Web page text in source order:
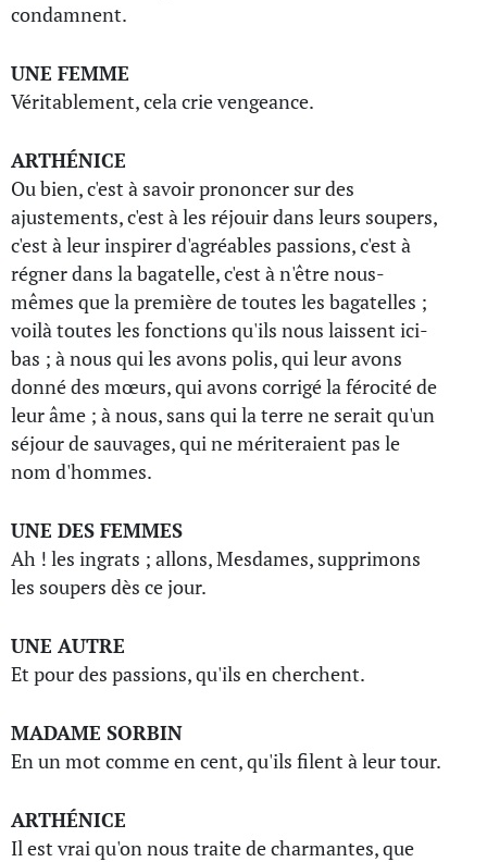
condamnent.
UNE FEMME
Véritablement, cela crie vengeance.
ARTHÉNICE
Ou bien, c'est à savoir prononcer sur des
ajustements, c'est à les réjouir dans leurs soupers,
c'est à leur inspirer d'agréables passions, c'est à
régner dans la bagatelle, c'est à n'être nous-
mêmes que la première de toutes les bagatelles ;
voilà toutes les fonctions qu'ils nous laissent ici-
bas ; à nous qui les avons polis, qui leur avons
donné des mœurs, qui avons corrigé la férocité de
leur âme ; à nous, sans qui la terre ne serait qu'un
séjour de sauvages, qui ne mériteraient pas le
nom d'hommes.
UNE DES FEMMES
Ah ! les ingrats ; allons, Mesdames, supprimons
les soupers dès ce jour.
UNE AUTRE
Et pour des passions, qu'ils en cherchent.
MADAME SORBIN
En un mot comme en cent, qu'ils filent à leur tour.
ARTHÉNICE
Il est vrai qu'on nous traite de charmantes, que